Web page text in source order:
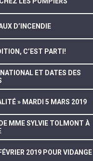
D’INCENDIE
C’EST PARTI!
ET DATES DES
» MARDI 5 MARS 2019
MME SYLVIE TOLMONT À
2019 POUR VIDANGE